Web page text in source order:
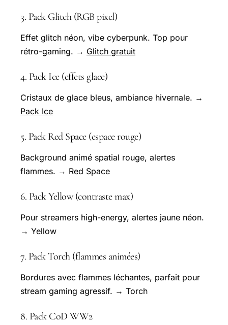
3. Pack Glitch (RGB pixel)
Effet glitch néon, vibe cyberpunk. Top pour
rétro-gaming. → Glitch gratuit
4. Pack Ice (effets glace)
Cristaux de glace bleus, ambiance hivernale. →
Pack Ice
5. Pack Red Space (espace rouge)
Background animé spatial rouge, alertes
flammes. → Red Space
6. Pack Yellow (contraste max)
Pour streamers high-energy, alertes jaune néon.
→ Yellow
7. Pack Torch (flammes animées)
Bordures avec flammes léchantes, parfait pour
stream gaming agressif. → Torch
8. Pack CoD WW2